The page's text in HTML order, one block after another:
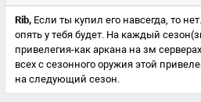
Rib, Если ты купил его навсегда, то
опять у тебя будет. На каждый
привелегия-как аркана на зм
всех с сезонного оружия этой
на следующий сезон.